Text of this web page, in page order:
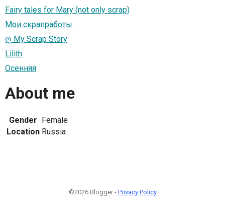
Fairy tales for Mary (not only scrap)
Мои скрапработы
ღ My Scrap Story
Lilith
Осенняя
About me
Gender Female
Location Russia
©2026 Blogger - Privacy Policy